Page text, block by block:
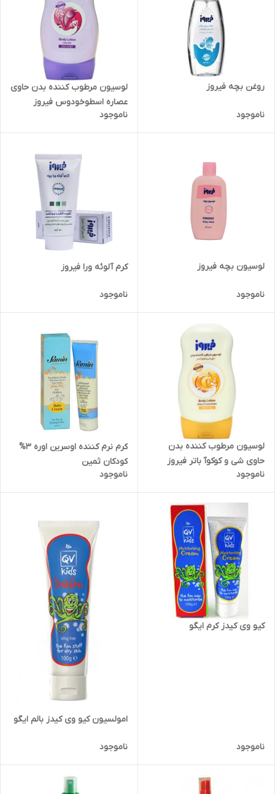
روغن بچه فیروز
ناموجود
لوسیون مرطوب کننده بدن حاوی
عصاره اسطوخودوس فیروز
ناموجود
لوسیون بچه فیروز
ناموجود
کرم آلوئه ورا فیروز
ناموجود
لوسیون مرطوب کننده بدن
حاوی شی و کوکوآ باتر فیروز
ناموجود
کرم نرم کننده اوسرین اوره 3%
کودکان ثمین
ناموجود
کیو وی کیدز کرم ایگو
ناموجود
امولسیون کیو وی کیدز بالم ایگو
ناموجود